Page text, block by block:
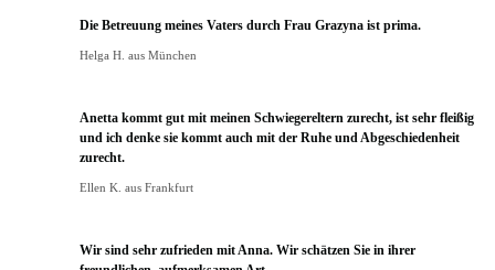
Die Betreuung meines Vaters durch Frau Grazyna ist prima.
Helga H. aus München
Anetta kommt gut mit meinen Schwiegereltern zurecht, ist sehr fleißig
und ich denke sie kommt auch mit der Ruhe und Abgeschiedenheit
zurecht.
Ellen K. aus Frankfurt
Wir sind sehr zufrieden mit Anna. Wir schätzen Sie in ihrer